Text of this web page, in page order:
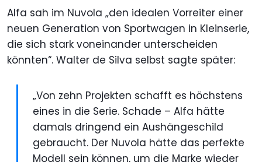
Alfa sah im Nuvola „den idealen Vorreiter einer
neuen Generation von Sportwagen in Kleinserie,
die sich stark voneinander unterscheiden
könnten“. Walter de Silva selbst sagte später:
„Von zehn Projekten schafft es höchstens
eines in die Serie. Schade – Alfa hätte
damals dringend ein Aushängeschild
gebraucht. Der Nuvola hätte das perfekte
Modell sein können, um die Marke wieder